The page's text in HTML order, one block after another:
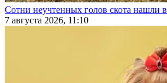
Сотни неучтенных голов скота нашли
7 августа 2026, 11:10